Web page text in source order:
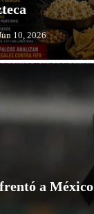
a México
10, 2026